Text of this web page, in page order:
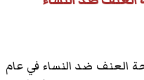
العنف ضد النساء في عام